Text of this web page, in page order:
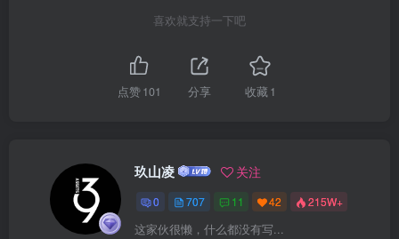
喜欢就支持一下吧
点赞101 分享 收藏 1
玖山凌 关注
0 707 11 42 215W+
这家伙很懒，什么都没有写...